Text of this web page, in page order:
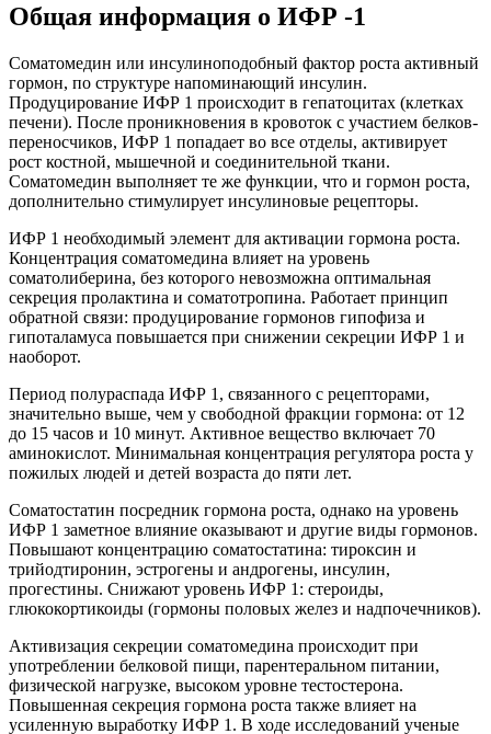
Общая информация о ИФР -1
Соматомедин или инсулиноподобный фактор роста активный
гормон, по структуре напоминающий инсулин.
Продуцирование ИФР 1 происходит в гепатоцитах (клетках
печени). После проникновения в кровоток с участием белков-
переносчиков, ИФР 1 попадает во все отделы, активирует
рост костной, мышечной и соединительной ткани.
Соматомедин выполняет те же функции, что и гормон роста,
дополнительно стимулирует инсулиновые рецепторы.
ИФР 1 необходимый элемент для активации гормона роста.
Концентрация соматомедина влияет на уровень
соматолиберина, без которого невозможна оптимальная
секреция пролактина и соматотропина. Работает принцип
обратной связи: продуцирование гормонов гипофиза и
гипоталамуса повышается при снижении секреции ИФР 1 и
наоборот.
Период полураспада ИФР 1, связанного с рецепторами,
значительно выше, чем у свободной фракции гормона: от 12
до 15 часов и 10 минут. Активное вещество включает 70
аминокислот. Минимальная концентрация регулятора роста у
пожилых людей и детей возраста до пяти лет.
Соматостатин посредник гормона роста, однако на уровень
ИФР 1 заметное влияние оказывают и другие виды гормонов.
Повышают концентрацию соматостатина: тироксин и
трийодтиронин, эстрогены и андрогены, инсулин,
прогестины. Снижают уровень ИФР 1: стероиды,
глюкокортикоиды (гормоны половых желез и надпочечников).
Активизация секреции соматомедина происходит при
употреблении белковой пищи, парентеральном питании,
физической нагрузке, высоком уровне тестостерона.
Повышенная секреция гормона роста также влияет на
усиленную выработку ИФР 1. В ходе исследований ученые